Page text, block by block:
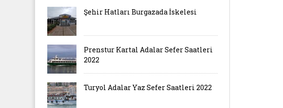
Şehir Hatları Burgazada İskelesi
Prenstur Kartal Adalar Sefer Saatleri
2022
Turyol Adalar Yaz Sefer Saatleri 2022